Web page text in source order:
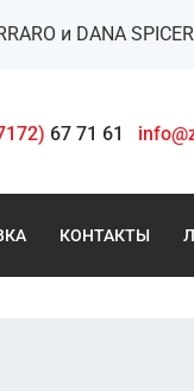
и DANA SPICER
67 71 61
КОНТАКТЫ